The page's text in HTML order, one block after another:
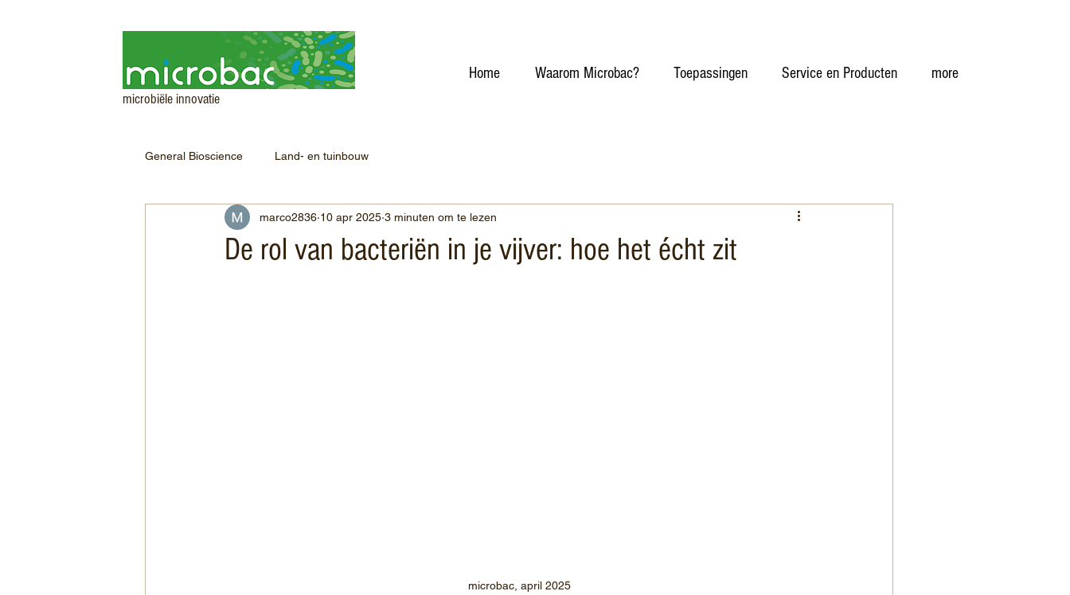
Home Waarom Microbac? Toepassingen Service en Producten more
microbiële innovatie
General Bioscience Land- en tuinbouw
De rol van bacteriën in je vijver: hoe het écht zit
marco2836 10 apr 2025 3 minuten om te lezen
microbac, april 2025